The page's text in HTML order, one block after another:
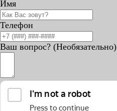
Имя
Телефон
Ваш вопрос? (Необязательно)